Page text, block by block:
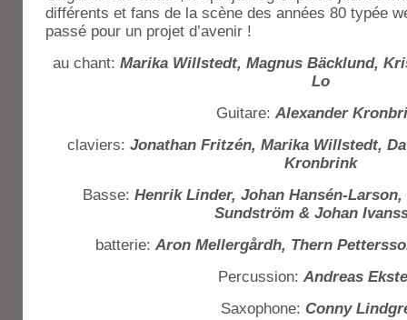
différents et fans de la scène des années 80 typée
passé pour un projet d’avenir !
au chant: Marika Willstedt, Magnus Bäcklund,
Lo
Guitare: Alexander
claviers: Jonathan Fritzén, Marika Willstedt,
Kronbrink
Basse: Henrik Linder, Johan Hansén-
Sundström & Johan
batterie: Aron Mellergårdh, Thern
Percussion: Andreas
Saxophone: Conny